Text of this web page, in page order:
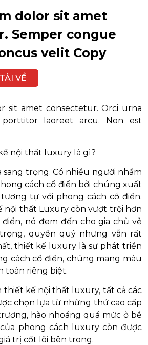
dolor sit amet
Semper congue
velit Copy
TẢI VỀ
sit amet consectetur. Orci urna
laoreet arcu. Non est
nội thất luxury là gì?
sang trọng. Có nhiều người nhầm
cách cổ điển bởi chúng xuất
tự với phong cách cổ điển.
nội thất Luxury còn vượt trội hơn
nó đem đến cho gia chủ vẻ
quyền quý nhưng vẫn rất
thiết kế luxury là sự phát triển
cách cổ điển, chúng mang màu
toàn riêng biệt.
thiết kế nội thất luxury, tất cả các
chọn lựa từ những thứ cao cấp
hào nhoáng quá mức ở bề
phong cách luxury còn được
trị cốt lõi bên trong.